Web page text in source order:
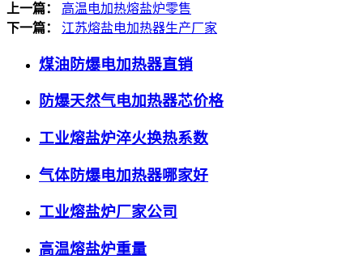
上一篇：
高温电加热熔盐炉零售
下一篇：
江苏熔盐电加热器生产厂家
煤油防爆电加热器直销
防爆天然气电加热器芯价格
工业熔盐炉淬火换热系数
气体防爆电加热器哪家好
工业熔盐炉厂家公司
高温熔盐炉重量